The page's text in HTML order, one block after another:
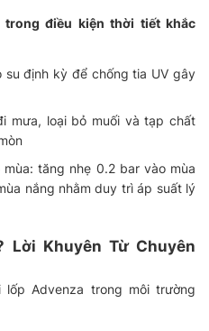
trong điều kiện thời tiết khắc
su định kỳ để chống tia UV gây
mưa, loại bỏ muối và tạp chất
tăng nhẹ 0.2 bar vào mùa
nắng nhằm duy trì áp suất lý
Lời Khuyên Từ Chuyên
Advenza trong môi trường